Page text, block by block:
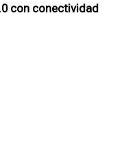
con conectividad